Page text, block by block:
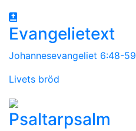
Evangelietext
Johannesevangeliet 6:48-59
Livets bröd
Psaltarpsalm